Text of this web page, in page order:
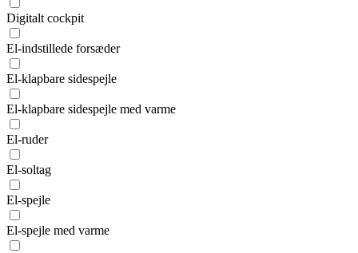
Digitalt cockpit
El-indstillede forsæder
El-klapbare sidespejle
El-klapbare sidespejle med varme
El-ruder
El-soltag
El-spejle
El-spejle med varme